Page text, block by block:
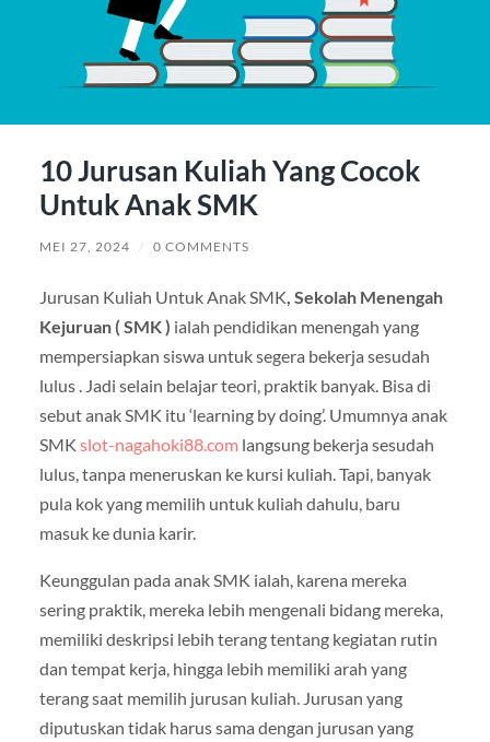
10 Jurusan Kuliah Yang Cocok
Untuk Anak SMK
MEI 27, 2024 / 0 COMMENTS
Jurusan Kuliah Untuk Anak SMK, Sekolah Menengah
Kejuruan ( SMK ) ialah pendidikan menengah yang
mempersiapkan siswa untuk segera bekerja sesudah
lulus . Jadi selain belajar teori, praktik banyak. Bisa di
sebut anak SMK itu ‘learning by doing’. Umumnya anak
SMK slot-nagahoki88.com langsung bekerja sesudah
lulus, tanpa meneruskan ke kursi kuliah. Tapi, banyak
pula kok yang memilih untuk kuliah dahulu, baru
masuk ke dunia karir.
Keunggulan pada anak SMK ialah, karena mereka
sering praktik, mereka lebih mengenali bidang mereka,
memiliki deskripsi lebih terang tentang kegiatan rutin
dan tempat kerja, hingga lebih memiliki arah yang
terang saat memilih jurusan kuliah. Jurusan yang
diputuskan tidak harus sama dengan jurusan yang